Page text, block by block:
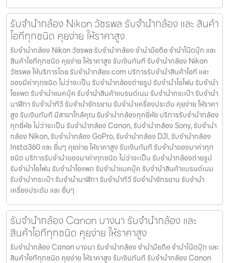
รับจำนำกล้อง Nikon วัชรพล รับจํานํากล้อง และ สินค้า
ไอทีทุกชนิด คุยง่าย ให้ราคาสูง
รับจำนำกล้อง Nikon วัชรพล รับจํานํากล้อง จำนำมือถือ จำนำโน๊ตบุ๊ก และ
สินค้าไอทีทุกชนิด คุยง่าย ให้ราคาสูง รับเงินทันที รับจำนำกล้อง Nikon
วัชรพล ให้บริการโดย รับจํานํากล้อง.com บริการรับจํานําสินค้าไอที และ
ของมีค่าทุกชนิด ไม่ว่าจะเป็น รับจํานํากล้องถ่ายรูป รับจํานําไอโฟน รับจํานํา
ไอแพด รับจํานําแมคบุ๊ค รับจํานําสินค้าแบรนด์เนม รับจํานํากระเป๋า รับจํานํา
นาฬิกา รับจํานําทีวี รับจํานําจักรยาน รับจํานําเครื่องประดับ คุยง่าย ให้ราคา
สูง รับเงินทันที มีสาขาใกล้คุณ รับจำนำกล้องทุกยี่ห้อ บริการรับจำนำกล้อง
ทุกยี่ห้อ ไม่ว่าจะเป็น รับจำนำกล้อง Canon, รับจำนำกล้อง Sony, รับจำนำ
กล้อง Nikon, รับจำนำกล้อง GoPro, รับจำนำกล้อง DJI, รับจำนำกล้อง
Insta360 และ อื่นๆ คุยง่าย ให้ราคาสูง รับเงินทันที รับจำนำของมาค่าทุก
ชนิด บริการรับจำนำของมาค่าทุกชนิด ไม่ว่าจะเป็น รับจํานํากล้องถ่ายรูป
รับจํานําไอโฟน รับจํานําไอแพด รับจํานําแมคบุ๊ค รับจํานําสินค้าแบรนด์เนม
รับจํานํากระเป๋า รับจํานํานาฬิกา รับจํานําทีวี รับจํานําจักรยาน รับจํานํา
เครื่องประดับ และ อื่นๆ
รับจำนำกล้อง Canon บางนา รับจํานํากล้อง และ
สินค้าไอทีทุกชนิด คุยง่าย ให้ราคาสูง
รับจำนำกล้อง Canon บางนา รับจํานํากล้อง จำนำมือถือ จำนำโน๊ตบุ๊ก และ
สินค้าไอทีทุกชนิด คุยง่าย ให้ราคาสูง รับเงินทันที รับจำนำกล้อง Canon